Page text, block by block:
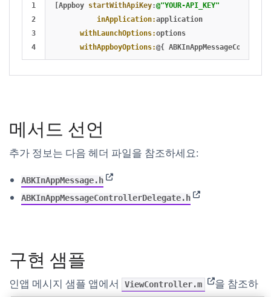
1
2
3
[Appboy startWithApiKey:@"YOUR-API_KEY"
inApplication:application
withLaunchOptions:options
withAppboyOptions:@{
메서드 선언
추가 정보는 다음 헤더 파일을 참조하세요:
ABKInAppMessage.h(opens in new tab)
ABKInAppMessageControllerDelegate.h(opens in new
구현 샘플
인앱 메시지 샘플 앱에서 ViewController.m (opens in
을 참조하